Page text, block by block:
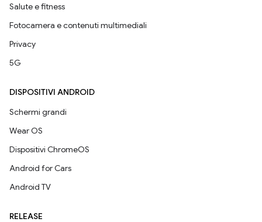
Salute e fitness
Fotocamera e contenuti multimediali
Privacy
5G
DISPOSITIVI ANDROID
Schermi grandi
Wear OS
Dispositivi ChromeOS
Android for Cars
Android TV
RELEASE